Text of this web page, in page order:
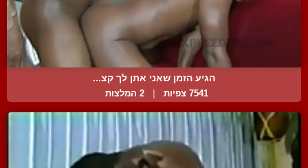
הגיע הזמן שאני אתן לך קצ...
7541 צפיות | 2 המלצות